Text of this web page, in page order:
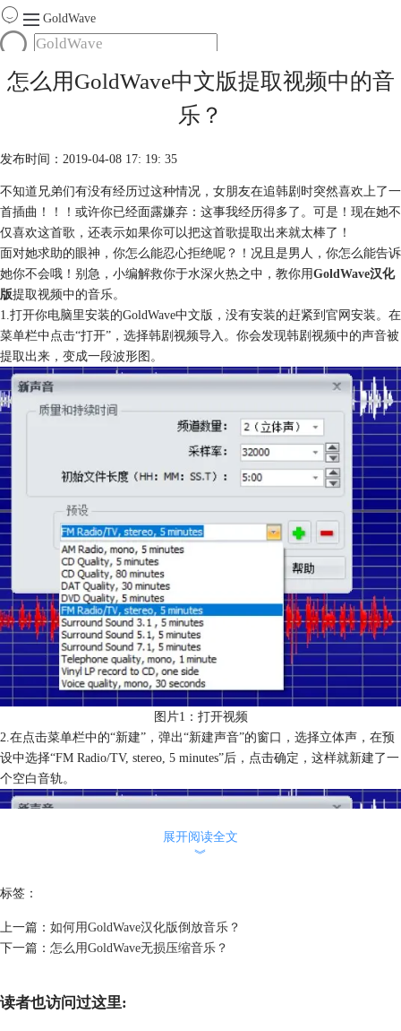
GoldWave
首页
产品
购买
怎么用GoldWave中文版提取视频中的音
乐？
发布时间：2019-04-08 17: 19: 35
不知道兄弟们有没有经历过这种情况，女朋友在追韩剧时突然喜欢上了一
首插曲！！！或许你已经面露嫌弃：这事我经历得多了。可是！现在她不
仅喜欢这首歌，还表示如果你可以把这首歌提取出来就太棒了！
面对她求助的眼神，你怎么能忍心拒绝呢？！况且是男人，你怎么能告诉
她你不会哦！别急，小编解救你于水深火热之中，教你用GoldWave汉化
版提取视频中的音乐。
1.打开你电脑里安装的GoldWave中文版，没有安装的赶紧到官网安装。在
菜单栏中点击“打开”，选择韩剧视频导入。你会发现韩剧视频中的声音被
提取出来，变成一段波形图。
图片1：打开视频
2.在点击菜单栏中的“新建”，弹出“新建声音”的窗口，选择立体声，在预
设中选择“FM Radio/TV, stereo, 5 minutes”后，点击确定，这样就新建了一
个空白音轨。
展开阅读全文
︾
标签：
上一篇： 如何用GoldWave汉化版倒放音乐？
下一篇： 怎么用GoldWave无损压缩音乐？
读者也访问过这里: